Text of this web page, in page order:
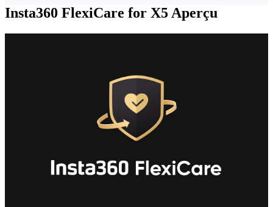
Insta360 FlexiCare for X5 Aperçu